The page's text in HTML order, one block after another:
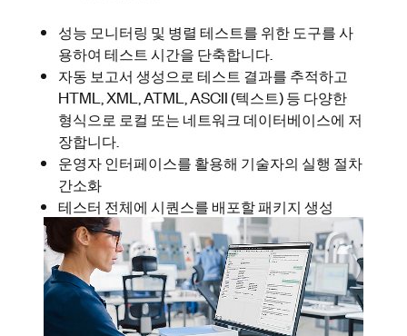
성능 모니터링 및 병렬 테스트를 위한 도구를 사
용하여 테스트 시간을 단축합니다
자동 보고서 생성으로 테스트 결과를 추적하고
HTML, XML, ATML, ASCII (텍스트) 등 다양한
형식으로 로컬 또는 네트워크 데이터베이스에 저
장합니다.
운영자 인터페이스를 활용해 기술자의 실행 절차
간소화
테스터 전체에 시퀀스를 배포할 패키지 생성